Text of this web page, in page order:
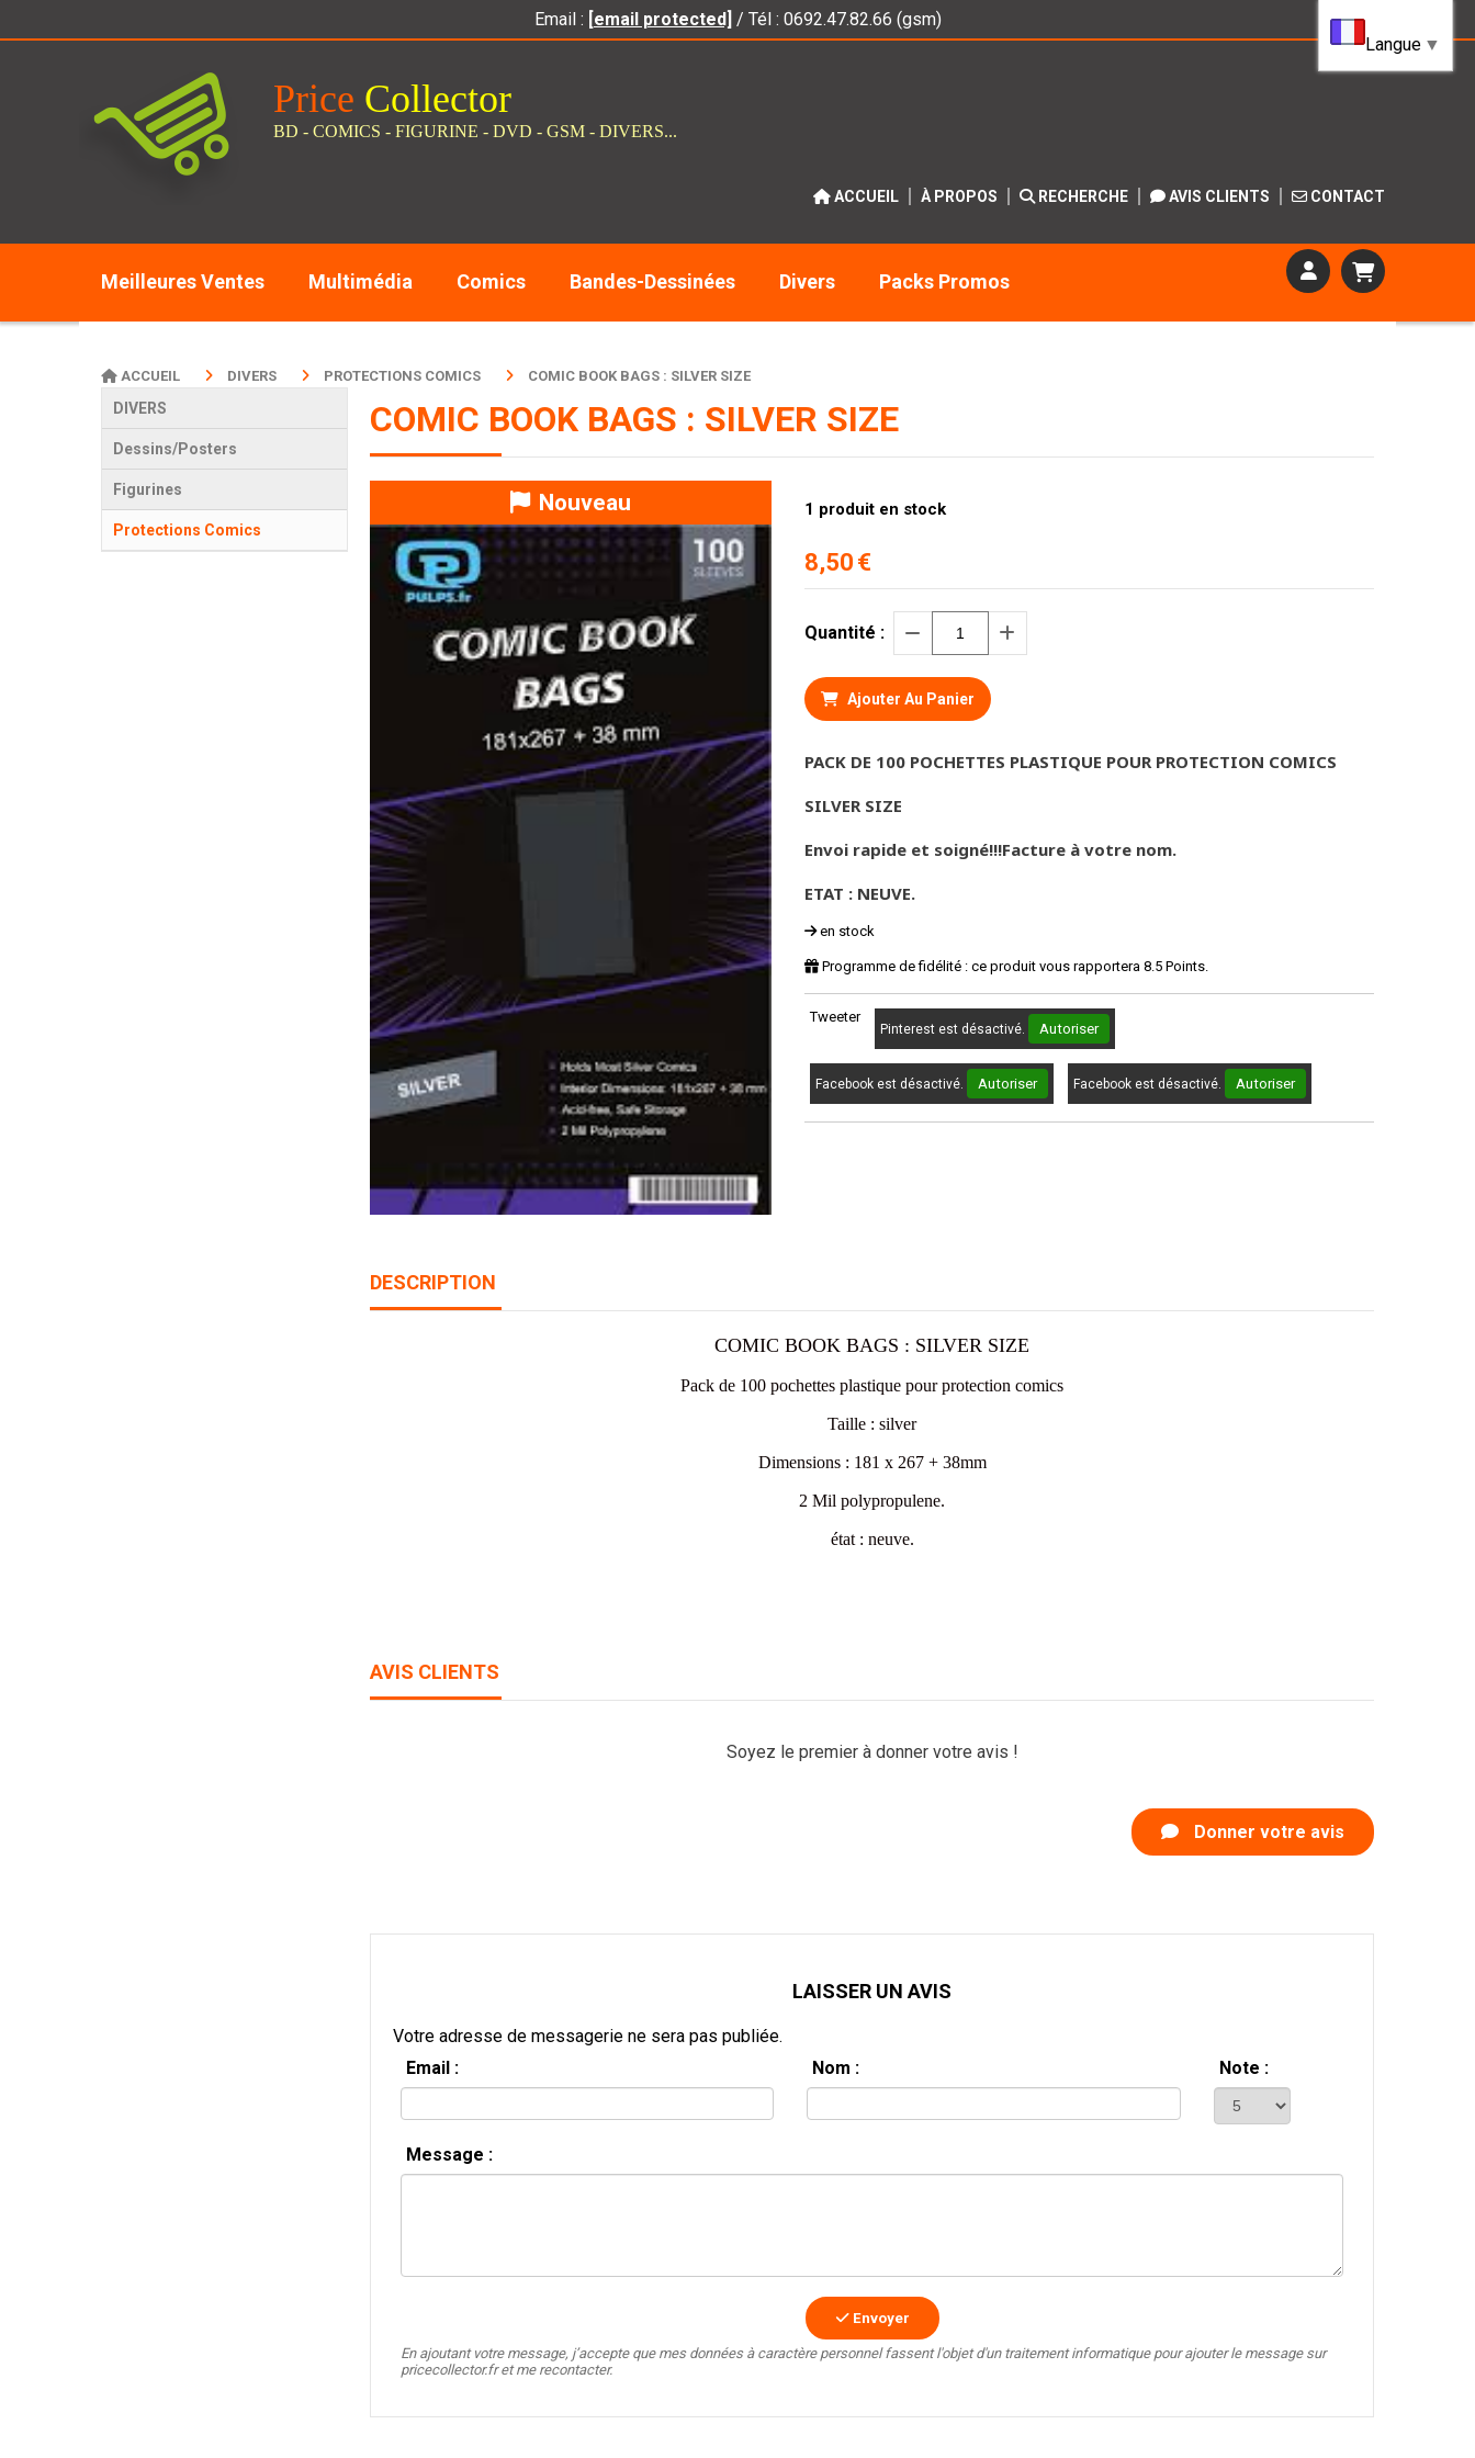
Email : [email protected] / Tél : 0692.47.82.66 (gsm)
Price Collector
BD - COMICS - FIGURINE - DVD - GSM - DIVERS...
ACCUEIL À PROPOS RECHERCHE AVIS CLIENTS CONTACT
Meilleures Ventes Multimédia Comics Bandes-Dessinées Divers Packs Promos
DIVERS
Dessins/Posters
Figurines
Protections Comics
ACCUEIL DIVERS PROTECTIONS COMICS COMIC BOOK BAGS : SILVER SIZE
COMIC BOOK BAGS : SILVER SIZE
Nouveau
8,50 €
1 produit en stock
Quantité :
Ajouter Au Panier
PACK DE 100 POCHETTES PLASTIQUE POUR PROTECTION COMICS
SILVER SIZE
Envoi rapide et soigné!!!Facture à votre nom.
ETAT : NEUVE.
en stock
Programme de fidélité : ce produit vous rapportera 8.5 Points.
Tweeter
Pinterest est désactivé. Autoriser
Facebook est désactivé. Autoriser Facebook est désactivé. Autoriser
DESCRIPTION
COMIC BOOK BAGS : SILVER SIZE
Pack de 100 pochettes plastique pour protection comics
Taille : silver
Dimensions : 181 x 267 + 38mm
2 Mil polypropulene.
état : neuve.
AVIS CLIENTS
Soyez le premier à donner votre avis !
Donner votre avis
LAISSER UN AVIS
Votre adresse de messagerie ne sera pas publiée.
Email :
Nom : Note :
Message :
Envoyer
En ajoutant votre message, j’accepte que mes données à caractère personnel fassent l'objet d'un traitement informatique pour ajouter le message sur
pricecollector.fr et me recontacter.
Langue ▼